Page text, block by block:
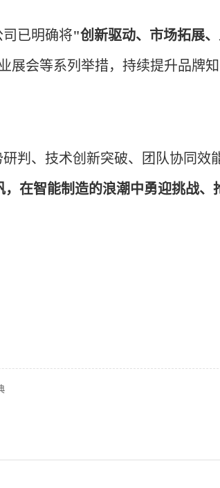
已明确将"创新驱动、市场拓展
会等系列举措，持续提升品牌
判、技术创新突破、团队协同
在智能制造的浪潮中勇迎挑战